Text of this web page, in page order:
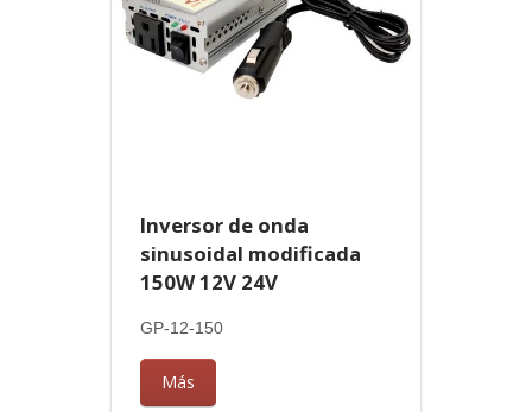
Inversor de onda
sinusoidal modificada
150W 12V 24V
GP-12-150
Más